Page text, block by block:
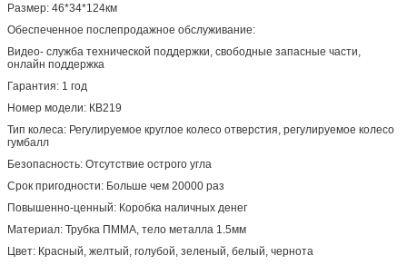
Размер: 46*34*124км
Обеспеченное послепродажное обслуживание:
Видео- служба технической поддержки, свободные запасные части,
онлайн поддержка
Гарантия: 1 год
Номер модели: КВ219
Тип колеса: Регулируемое круглое колесо отверстия, регулируемое колесо
гумбалл
Безопасность: Отсутствие острого угла
Срок пригодности: Больше чем 20000 раз
Повышенно-ценный: Коробка наличных денег
Материал: Трубка ПММА, тело металла 1.5мм
Цвет: Красный, желтый, голубой, зеленый, белый, чернота